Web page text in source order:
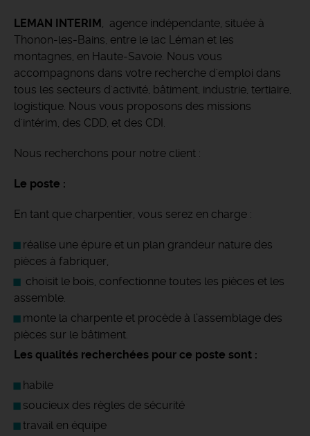
LEMAN INTERIM, agence indépendante, située à
Thonon-les-Bains, entre le lac Léman et les
montagnes, en Haute-Savoie. Nous vous
accompagnons dans votre recherche d'emploi dans
tous les secteurs d'activité, bâtiment, industrie, tertiaire,
logistique. Nous vous proposons des missions
d'intérim, des CDD, et des CDI.
Nous recherchons pour notre client :
Le poste :
En tant que charpentier, vous serez en charge :
réalise une épure et un plan grandeur nature des
pièces à fabriquer,
choisit le bois, confectionne toutes les pièces et les
assemble.
monte la charpente et procède à l’assemblage des
pièces sur le bâtiment.
Les qualités recherchées pour ce poste sont :
habile
soucieux des règles de sécurité
travail en équipe